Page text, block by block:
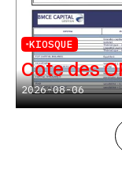
KIOSQUE
Cote des
2026-08-06